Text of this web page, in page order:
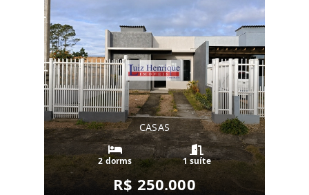
CASAS
2 dorms 1 suíte
R$ 250.000